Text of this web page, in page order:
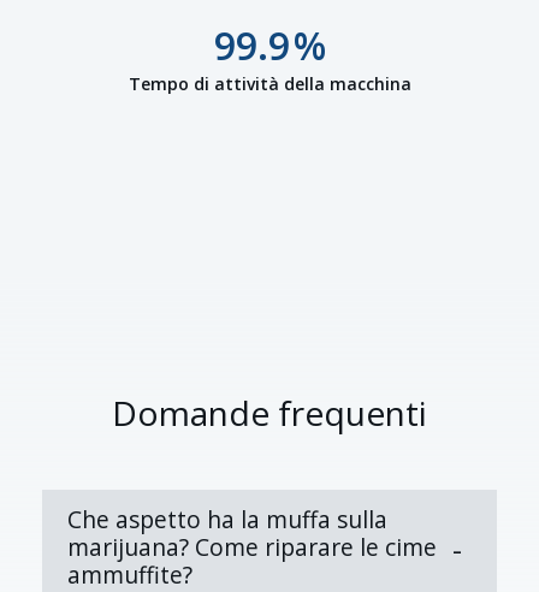
99.9%
Tempo di attività della macchina
Domande frequenti
Che aspetto ha la muffa sulla
marijuana? Come riparare le cime
ammuffite?